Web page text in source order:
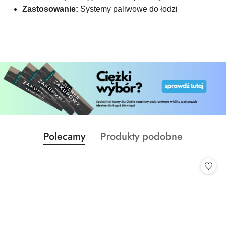
Zastosowanie: Systemy paliwowe do łodzi
Pomiń karuzelę produktów
Produkty
o
Polecamy
Produkty
Produkty podobne